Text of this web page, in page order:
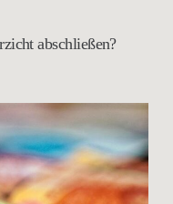
abschließen?